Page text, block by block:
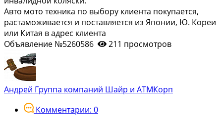
Авто мото техника по выбору клиента покупается,
растаможивается и поставляется из Японии, Ю. Кореи
или Китая в адрес клиента
Объявление №5260586
211 просмотров
Андрей Группа компаний Шайр и АТМКорп
Комментарии: 0